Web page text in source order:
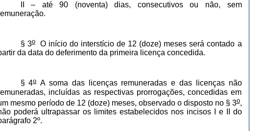
II – até 90 (noventa) dias, consecutivos ou não, sem
§ 3oO início do interstício de 12 (doze) meses será contado a
da data do deferimento da primeira licença concedida.
§ 4oA soma das licenças remuneradas e das licenças não
incluídas as respectivas prorrogações, concedidas em
mesmo período de 12 (doze) meses, observado o disposto no § 3o,
poderá ultrapassar os limites estabelecidos nos incisos I e II do
2º.